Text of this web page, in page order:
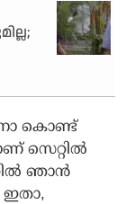
കൊണ്ട്
സെറ്റില്‍
ഞാന്‍